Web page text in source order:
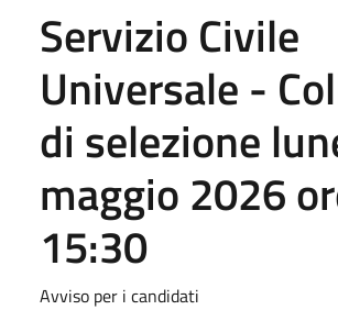
Servizio Civile
Universale -
di selezione
maggio 2026
15:30
Avviso per i candidati